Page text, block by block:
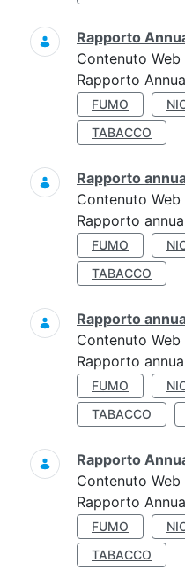
Rapporto
Contenuto Web
Rapporto
FUMO
TABACCO
Rapporto
Contenuto Web
Rapporto
FUMO
TABACCO
Rapporto
Contenuto Web
Rapporto
FUMO
TABACCO
Rapporto
Contenuto Web
Rapporto
FUMO
TABACCO